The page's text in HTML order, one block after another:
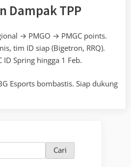
Dampak TPP
→ PMGO → PMGC points.
tim ID siap (Bigetron, RRQ).
ID Spring hingga 1 Feb.
Esports bombastis. Siap dukung
Cari